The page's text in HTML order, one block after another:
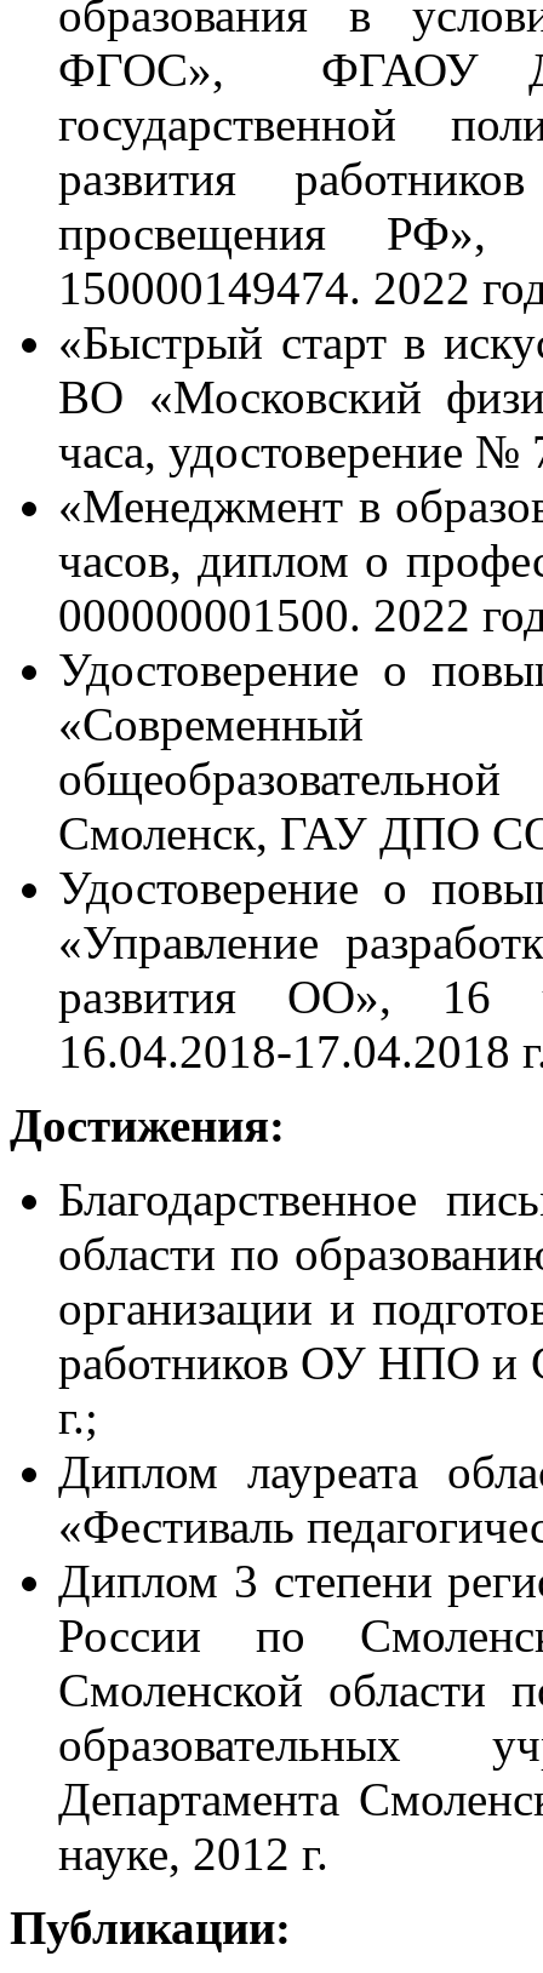
образования в
ФГОС», ФГАОУ
государственной
развития
просвещения РФ»,
150000149474. 2022
«Быстрый старт в
ВО «Московский
часа, удостоверение
«Менеджмент в
часов, диплом о
000000001500. 2022
Удостоверение о
«Современный
Смоленск, ГАУ ДПО
Удостоверение о
«Управление
развития ОО»,
16.04.2018-17.04.2018
Достижения:
Благодарственное
области по
организации и
работников ОУ НПО и
г.;
Диплом лауреата
«Фестиваль
Диплом 3 степени
России по
Смоленской области
образовательных
Департамента
науке, 2012 г.
Публикации: